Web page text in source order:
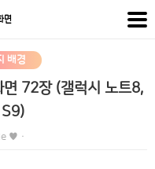
면
배경
72장 (갤럭시 노트8,
♥ ·